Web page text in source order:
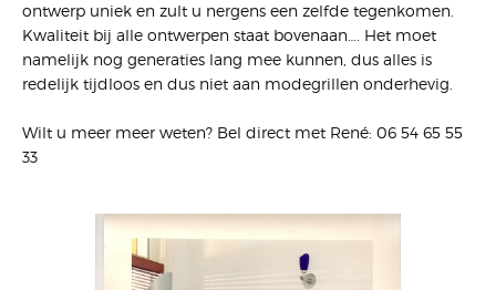
ontwerp uniek en zult u nergens een zelfde tegenkomen.
Kwaliteit bij alle ontwerpen staat bovenaan…. Het moet
namelijk nog generaties lang mee kunnen, dus alles is
redelijk tijdloos en dus niet aan modegrillen onderhevig.
Wilt u meer meer weten? Bel direct met René: 06 54 65 55
33